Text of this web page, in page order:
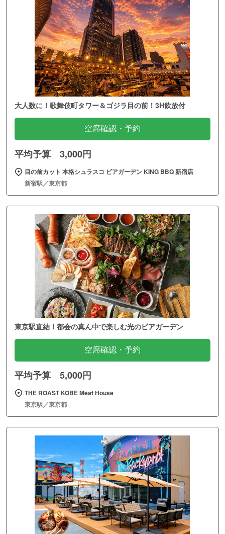
大人数に！歌舞伎町タワー＆ゴジラ目の前！3H飲放付
空席確認・予約
平均予算 3,000円
目の前カット 本格シュラスコ ビアガーデン KING BBQ 新宿店
新宿駅／東京都
東京駅直結！都会の真ん中で楽しむ光のビアガーデン
空席確認・予約
平均予算 5,000円
THE ROAST KOBE Meat House
東京駅／東京都